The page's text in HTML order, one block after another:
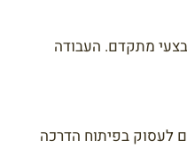
מתקדם. העבודה
לעסוק בפיתוח הדרכה